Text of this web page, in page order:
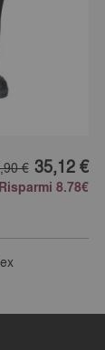
€ 35,12 €
Risparmi 8.78€